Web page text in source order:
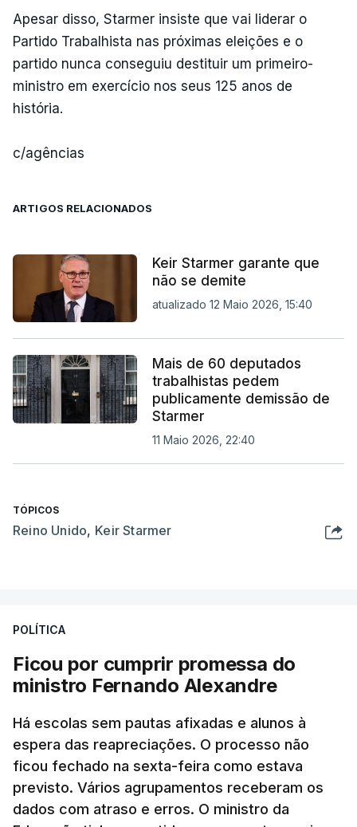
Apesar disso, Starmer insiste que vai liderar o
Partido Trabalhista nas próximas eleições e o
partido nunca conseguiu destituir um primeiro-
ministro em exercício nos seus 125 anos de
história.
c/agências
ARTIGOS RELACIONADOS
Keir Starmer garante que
não se demite
atualizado 12 Maio 2026, 15:40
Mais de 60 deputados
trabalhistas pedem
publicamente demissão de
Starmer
11 Maio 2026, 22:40
TÓPICOS
Reino Unido, Keir Starmer
POLÍTICA
Ficou por cumprir promessa do
ministro Fernando Alexandre
Há escolas sem pautas afixadas e alunos à
espera das reapreciações. O processo não
ficou fechado na sexta-feira como estava
previsto. Vários agrupamentos receberam os
dados com atraso e erros. O ministro da